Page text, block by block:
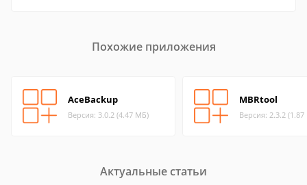
Похожие приложения
AceBackup
Версия: 3.0.2 (4.47 МБ)
MBRtool
Версия: 2.3.2
Актуальные статьи